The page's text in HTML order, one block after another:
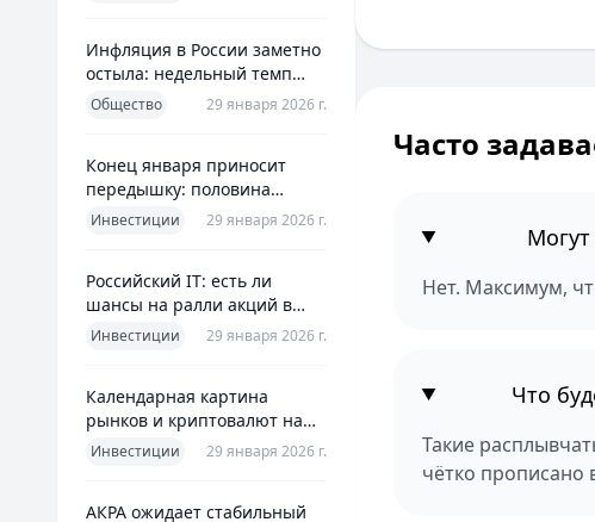
Инфляция в России заметно
остыла: недельный темп
упал более чем вдвое
Общество 29 января 2026 г.
Конец января приносит
передышку: половина
годовой цели ЦБ «сделана»
Инвестиции 29 января 2026 г.
Российский IT: есть ли
шансы на ралли акций в
2026 без опоры на ИИ
Инвестиции 29 января 2026 г.
Календарная картина
рынков и криптовалют на
четверг, 29 января 2026
Инвестиции 29 января 2026 г.
АКРА ожидает стабильный
Часто
Нет. Максимум,
Что
Такие
чётко прописано